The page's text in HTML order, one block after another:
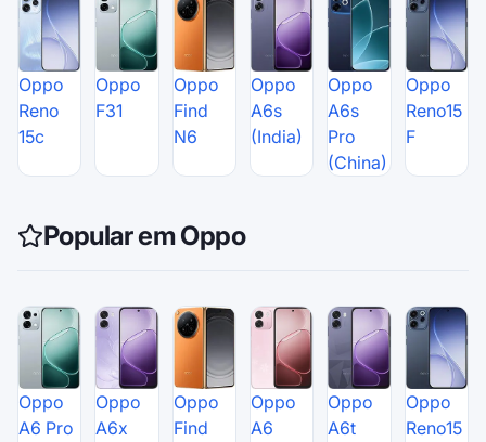
Oppo
Reno
15c
Oppo
F31
Oppo
Find
N6
Oppo
A6s
(India)
Oppo
A6s
Pro
(China)
Oppo
Reno15
F
Popular em Oppo
Oppo
A6 Pro
Oppo
A6x
Oppo
Find
Oppo
A6
Oppo
A6t
Oppo
Reno15